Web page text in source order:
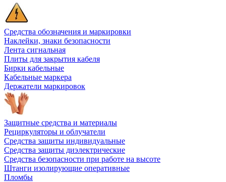
Средства обозначения и маркировки
Наклейки, знаки безопасности
Лента сигнальная
Плиты для закрытия кабеля
Бирки кабельные
Кабельные маркера
Держатели маркировок
Защитные средства и материалы
Рециркуляторы и облучатели
Средства защиты индивидуальные
Средства защиты диэлектрические
Средства безопасности при работе на высоте
Штанги изолирующие оперативные
Пломбы